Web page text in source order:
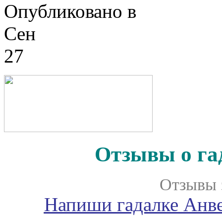
Опубликовано в
Сен
27
Отзывы о
Отзывы
Напиши гадалке